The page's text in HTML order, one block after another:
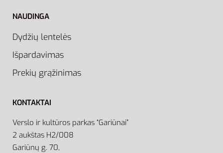
NAUDINGA
Dydžių lentelės
Išpardavimas
Prekių grąžinimas
KONTAKTAI
Verslo ir kultūros parkas “Gariūnai”
2 aukštas H2/008
Gariūnų g. 70,